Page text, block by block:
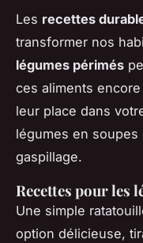
Les recettes
transformer nos
légumes périmés
ces aliments
leur place dans
légumes en
gaspillage.
Recettes pour les
Une simple
option délicieuse,